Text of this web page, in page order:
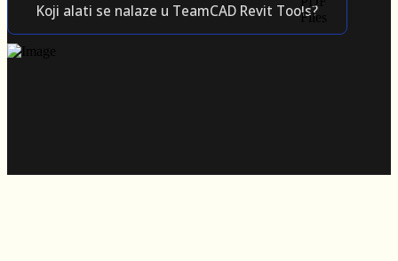
Koji alati se nalaze u TeamCAD Revit Tools?